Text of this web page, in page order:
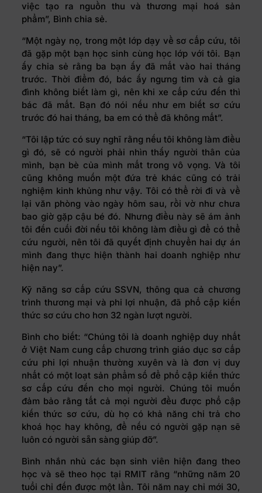
việc tạo ra nguồn thu và thương mại hoá sản
phẩm”, Bình chia sẻ.
“Một ngày nọ, trong một lớp dạy về sơ cấp cứu, tôi
đã gặp một bạn học sinh cùng học lớp với tôi. Bạn
ấy chia sẻ rằng ba bạn ấy đã mất vào hai tháng
trước. Thời điểm đó, bác ấy ngưng tim và cả gia
đình không biết làm gì, nên khi xe cấp cứu đến thì
bác đã mất. Bạn đó nói nếu như em biết sơ cứu
trước đó hai tháng, ba em có thể đã không mất”.
“Tôi lập tức có suy nghĩ rằng nếu tôi không làm điều
gì đó, sẽ có người phải nhìn thấy người thân của
mình, bạn bè của mình mất trong vô vọng. Và tôi
cũng không muốn một đứa trẻ khác cũng có trải
nghiệm kinh khủng như vậy. Tôi có thể rời đi và về
lại văn phòng vào ngày hôm sau, rồi vờ như chưa
bao giờ gặp cậu bé đó. Nhưng điều này sẽ ám ảnh
tôi đến cuối đời nếu tôi không làm điều gì để có thể
cứu người, nên tôi đã quyết định chuyển hai dự án
mình đang thực hiện thành hai doanh nghiệp như
hiện nay”.
Kỹ năng sơ cấp cứu SSVN, thông qua cả chương
trình thương mại và phi lợi nhuận, đã phổ cập kiến
thức sơ cứu cho hơn 32 ngàn lượt người.
Bình cho biết: “Chúng tôi là doanh nghiệp duy nhất
ở Việt Nam cung cấp chương trình giáo dục sơ cấp
cứu phi lợi nhuận thường xuyên và là đơn vị duy
nhất có một loạt sản phẩm số để phổ cập kiến thức
sơ cấp cứu đến cho mọi người. Chúng tôi muốn
đảm bảo rằng tất cả mọi người đều được phổ cập
kiến thức sơ cứu, dù họ có khả năng chi trả cho
khoá học hay không, để nếu có người gặp nạn sẽ
luôn có người sẵn sàng giúp đỡ”.
Bình nhắn nhủ các bạn sinh viên hiện đang theo
học và sẽ theo học tại RMIT rằng “những năm 20
tuổi chỉ đến được một lần. Tôi năm nay chỉ mới 30,